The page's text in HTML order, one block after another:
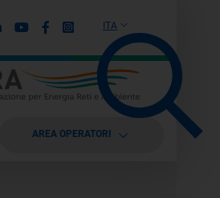
ITA
LinkedinYoutubeFacebook
Instagram
AREA OPERATORI